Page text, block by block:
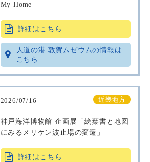
My Home
詳細はこちら
人道の港 敦賀ムゼウムの情報は
こちら
2026/07/16 近畿地方
神戸海洋博物館 企画展「絵葉書と地図
にみるメリケン波止場の変遷」
詳細はこちら